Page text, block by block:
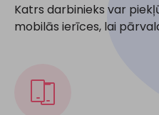
Katrs darbinieks var
mobilās ierīces, lai